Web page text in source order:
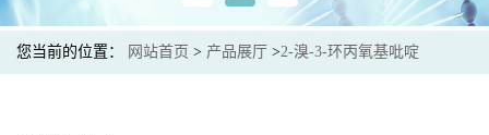
您当前的位置： 网站首页 > 产品展厅 >2-溴-3-环丙氧基吡啶